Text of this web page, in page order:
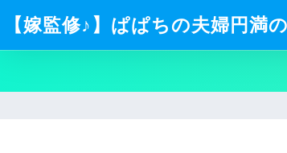
【嫁監修♪】ぱぱちの夫婦円満